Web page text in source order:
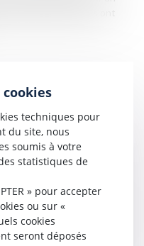
les donateurs ont
exagérées ou
démonstrations pratiques
techniques pour
du site, nous
soumis à votre
statistiques de
» pour accepter
ou sur «
cookies
seront déposés